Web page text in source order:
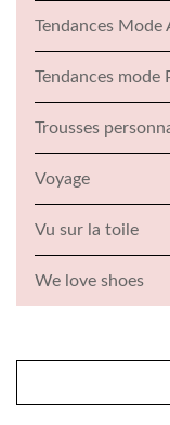
Tendances
Tendances mode
Trousses
Voyage
Vu sur la toile
We love shoes